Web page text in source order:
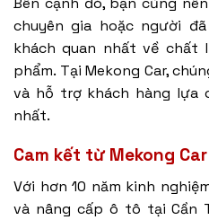
chuyên gia hoặc người
khách quan nhất về chất
phẩm. Tại Mekong Car,
và hỗ trợ khách hàng lựa
nhất.
Cam kết từ Mekong Car
Với hơn 10 năm kinh
và nâng cấp ô tô tại Cần